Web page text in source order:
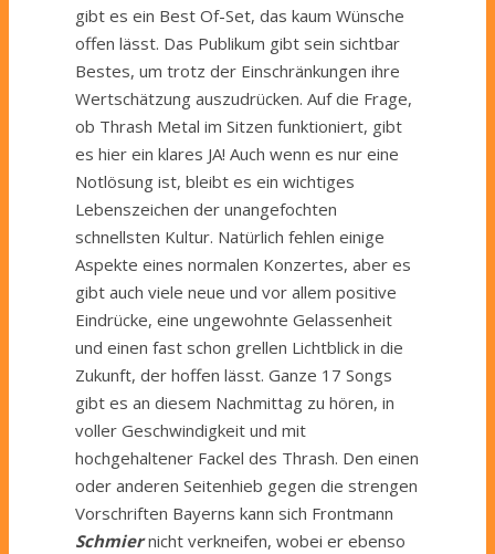
gibt es ein Best Of-Set, das kaum Wünsche
offen lässt. Das Publikum gibt sein sichtbar
Bestes, um trotz der Einschränkungen ihre
Wertschätzung auszudrücken. Auf die Frage,
ob Thrash Metal im Sitzen funktioniert, gibt
es hier ein klares JA! Auch wenn es nur eine
Notlösung ist, bleibt es ein wichtiges
Lebenszeichen der unangefochten
schnellsten Kultur. Natürlich fehlen einige
Aspekte eines normalen Konzertes, aber es
gibt auch viele neue und vor allem positive
Eindrücke, eine ungewohnte Gelassenheit
und einen fast schon grellen Lichtblick in die
Zukunft, der hoffen lässt. Ganze 17 Songs
gibt es an diesem Nachmittag zu hören, in
voller Geschwindigkeit und mit
hochgehaltener Fackel des Thrash. Den einen
oder anderen Seitenhieb gegen die strengen
Vorschriften Bayerns kann sich Frontmann
Schmiernicht verkneifen, wobei er ebenso